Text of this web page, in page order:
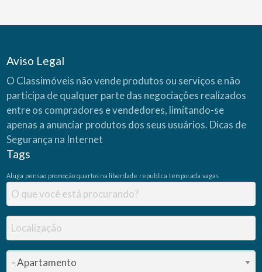
Aviso Legal
O Classimóveis não vende produtos ou serviços e não
participa de qualquer parte das negociações realizados
entre os compradores e vendedores, limitando-se
apenas a anunciar produtos dos seus usuários. Dicas de
Segurança na Internet
Tags
Aluga pensao promoção quartos na liberdade republica temporada vagas